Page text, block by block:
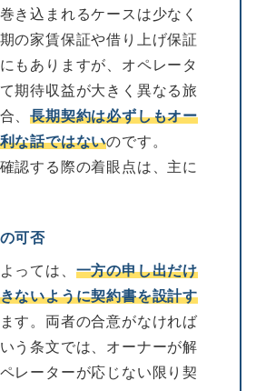
き込まれるケースは少なく
の家賃保証や借り上げ保証
もありますが、オペレータ
期待収益が大きく異なる旅
、長期契約は必ずしもオー
な話ではないのです。
認する際の着眼点は、主に
可否
っては、 一方の申し出だけ
ないように契約書を設計す
す。両者の合意がなければ
う条文では、オーナーが解
レーターが応じない限り契